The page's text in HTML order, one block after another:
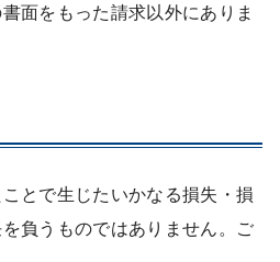
面をもった請求以外にありま
とで生じたいかなる損失・損
負うものではありません。ご